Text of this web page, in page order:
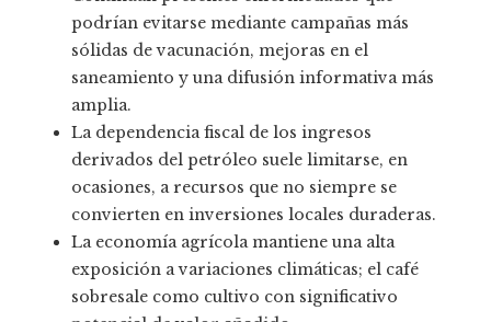
podrían evitarse mediante campañas más
sólidas de vacunación, mejoras en el
saneamiento y una difusión informativa más
amplia.
La dependencia fiscal de los ingresos
derivados del petróleo suele limitarse, en
ocasiones, a recursos que no siempre se
convierten en inversiones locales duraderas.
La economía agrícola mantiene una alta
exposición a variaciones climáticas; el café
sobresale como cultivo con significativo